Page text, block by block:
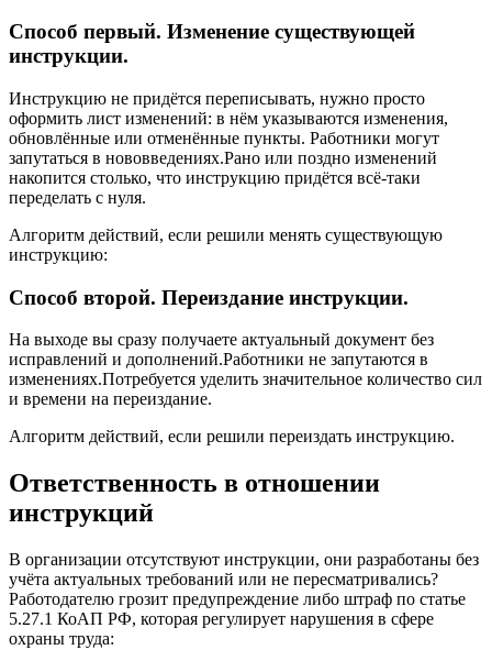
Способ первый. Изменение существующей
инструкции.
Инструкцию не придётся переписывать, нужно просто
оформить лист изменений: в нём указываются изменения,
обновлённые или отменённые пункты. Работники могут
запутаться в нововведениях.Рано или поздно изменений
накопится столько, что инструкцию придётся всё-таки
переделать с нуля.
Алгоритм действий, если решили менять существующую
инструкцию:
Способ второй. Переиздание инструкции.
На выходе вы сразу получаете актуальный документ без
исправлений и дополнений.Работники не запутаются в
изменениях.Потребуется уделить значительное количество сил
и времени на переиздание.
Алгоритм действий, если решили переиздать инструкцию.
Ответственность в отношении
инструкций
В организации отсутствуют инструкции, они разработаны без
учёта актуальных требований или не пересматривались?
Работодателю грозит предупреждение либо штраф по статье
5.27.1 КоАП РФ, которая регулирует нарушения в сфере
охраны труда: